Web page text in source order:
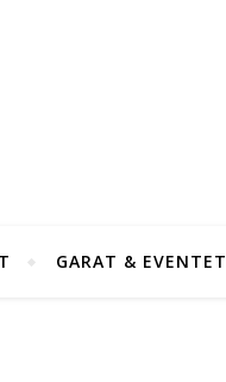
GARAT & EVENTET